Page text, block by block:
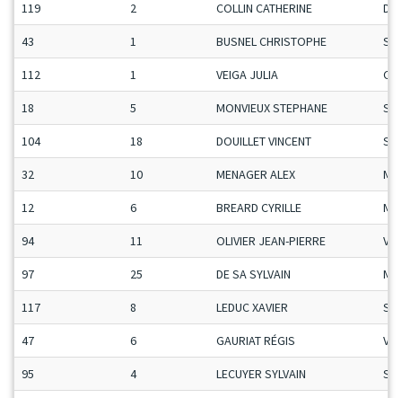
119 2 COLLIN CATHERINE
43 1 BUSNEL CHRISTOPHE
112 1 VEIGA JULIA
18 5 MONVIEUX STEPHANE
104 18 DOUILLET VINCENT
32 10 MENAGER ALEX
12 6 BREARD CYRILLE
94 11 OLIVIER JEAN-PIERRE Vet
97 25 DE SA SYLVAIN
117 8 LEDUC XAVIER
47 6 GAURIAT RÉGIS Vet
95 4 LECUYER SYLVAIN